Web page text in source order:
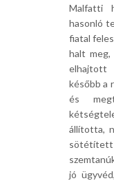
Malfatti
hasonló
fiatal
halt
elhajtott
később a
és
állította,
sötétített
jó